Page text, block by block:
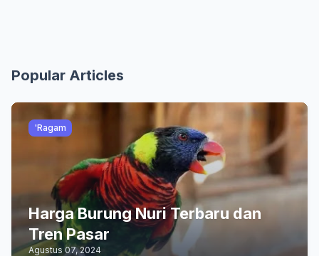
Popular Articles
'Ragam
Harga Burung Nuri Terbaru dan
Tren Pasar
Agustus 07, 2024